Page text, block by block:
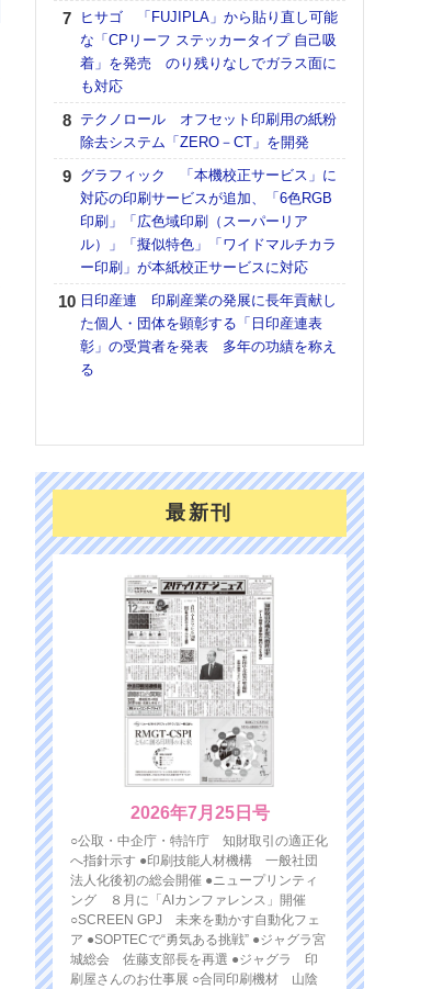
ヒサゴ 「FUJIPLA」から貼り直し可能
な「CPリーフ ステッカータイプ 自己吸
着」を発売 のり残りなしでガラス面に
も対応
テクノロール オフセット印刷用の紙粉
除去システム「ZERO－CT」を開発
グラフィック 「本機校正サービス」に
対応の印刷サービスが追加、「6色RGB
印刷」「広色域印刷（スーパーリア
ル）」「擬似特色」「ワイドマルチカラ
ー印刷」が本紙校正サービスに対応
日印産連 印刷産業の発展に長年貢献し
た個人・団体を顕彰する「日印産連表
彰」の受賞者を発表 多年の功績を称え
る
最新刊
2026年7月25日号
○公取・中企庁・特許庁 知財取引の適正化
へ指針示す ●印刷技能人材機構 一般社団
法人化後初の総会開催 ●ニュープリンティ
ング ８月に「AIカンファレンス」開催
○SCREEN GPJ 未来を動かす自動化フェ
ア ●SOPTECで“勇気ある挑戦” ●ジャグラ宮
城総会 佐藤支部長を再選 ●ジャグラ 印
刷屋さんのお仕事展 ○合同印刷機材 山陰